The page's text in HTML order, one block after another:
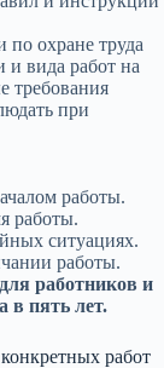
по охране труда
и вида работ на
требования
при
работы.
работы.
ситуациях.
работы.
работников и
в пять лет.
работ